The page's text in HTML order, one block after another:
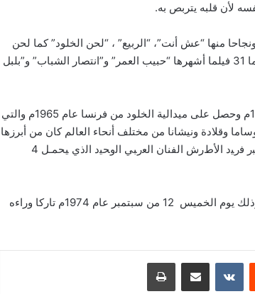
لأن قلبه يتربص به.
منها “عش أنت”، “الربيع” ، “لحن الخلود” كما لحن
لكبار المطربين والمطربات وتعاون مع العديد من الشعراء وقدم للسينما 31 فيلما أشهرها “حبيب العمر” و”انتصار الشباب” و”بلبل
حصل فريد الأطرش على جائزة أحسن عازف عود في العالم عام 1962م وحصل على ميدالية الخلود من فرنسا عام 1965م والتي
بمقتضاها أعماله في الموسوعات العالمية كما حصل على 15 وساما وقلادة ونيشانا من مختلف أنحاء العالم كان من أبرزها
وسام الجمهورية من الطبقة الأولى من الرئيس جمال عبد الناصر وﻴﻌﺘﺒﺭ ﻓﺭﻴﺩ ﺍﻷﻁﺭﺵ ﺍﻟﻔﻨﺎﻥ ﺍﻟﻌﺭﺒﻲ ﺍﻟﻭﺤﻴﺩ ﺍﻟﺫﻱ ﻴﺤﻤـل 4
وتوفي فريد الأطرش في مستشفى الحايك في بيروت إثر أزمة قلبية وذلك يوم الخميس 12 من سبتمبر عام 1974م تاركا وراءه